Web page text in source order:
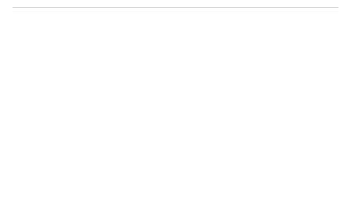
биеме за славна Македонија! На врв […]